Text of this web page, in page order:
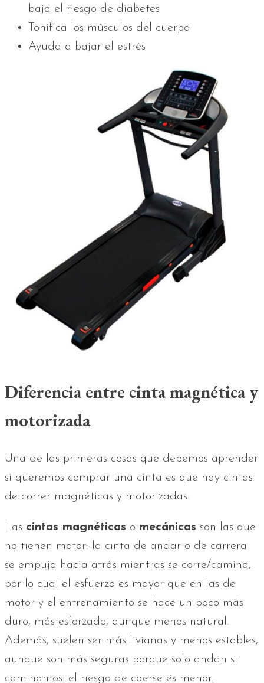
baja el riesgo de diabetes
Tonifica los músculos del cuerpo
Ayuda a bajar el estrés
Diferencia entre cinta magnética y
motorizada
Una de las primeras cosas que debemos aprender
si queremos comprar una cinta es que hay cintas
de correr magnéticas y motorizadas.
Las cintas magnéticas o mecánicas son las que
no tienen motor: la cinta de andar o de carrera
se empuja hacia atrás mientras se corre/camina,
por lo cual el esfuerzo es mayor que en las de
motor y el entrenamiento se hace un poco más
duro, más esforzado, aunque menos natural.
Además, suelen ser más livianas y menos estables,
aunque son más seguras porque solo andan si
caminamos: el riesgo de caerse es menor.